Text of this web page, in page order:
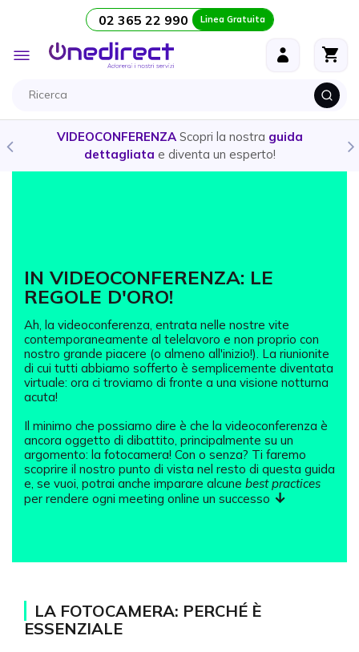
Salta al contenuto 02 365 22 990 Linea Gratuita
Toggle
Nav
VIDEOCONFERENZA Scopri la nostra guida
dettagliata e diventa un esperto!
IN VIDEOCONFERENZA: LE
REGOLE D'ORO!
Ah, la videoconferenza, entrata nelle nostre vite
contemporaneamente al telelavoro e non proprio con
nostro grande piacere (o almeno all'inizio!). La riunionite
di cui tutti abbiamo sofferto è semplicemente diventata
virtuale: ora ci troviamo di fronte a una visione notturna
acuta!
Il minimo che possiamo dire è che la videoconferenza è
ancora oggetto di dibattito, principalmente su un
argomento: la fotocamera! Con o senza? Ti faremo
scoprire il nostro punto di vista nel resto di questa guida
e, se vuoi, potrai anche imparare alcune best practices
per rendere ogni meeting online un successo ↓
LA FOTOCAMERA: PERCHÉ È
ESSENZIALE